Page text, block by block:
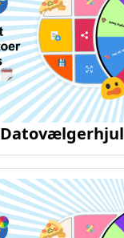
Datovælgerhjul